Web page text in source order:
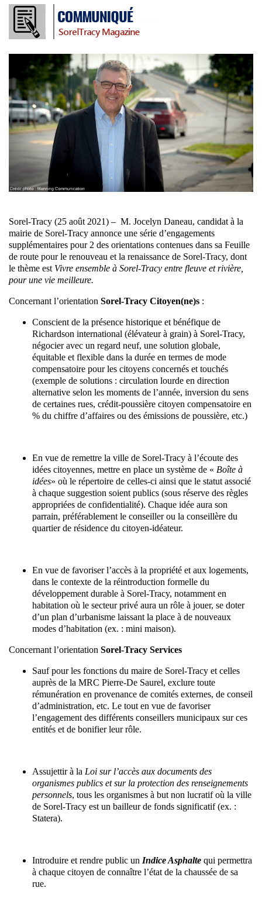
Sorel-Tracy (25 août 2021) – ​ M. Jocelyn Daneau, candidat à la
mairie de Sorel-Tracy annonce une série d’engagements
supplémentaires pour 2 des orientations contenues dans sa Feuille
de route pour le renouveau et la renaissance de Sorel-Tracy, dont
le thème est Vivre ensemble à Sorel-Tracy entre fleuve et rivière,
pour une vie meilleure.
Concernant l’orientation Sorel-Tracy Citoyen(ne)s :
Conscient de la présence historique et bénéfique de
Richardson international (élévateur à grain) à Sorel-Tracy,
négocier avec un regard neuf, une solution globale,
équitable et flexible dans la durée en termes de mode
compensatoire pour les citoyens concernés et touchés
(exemple de solutions : circulation lourde en direction
alternative selon les moments de l’année, inversion du sens
de certaines rues, crédit-poussière citoyen compensatoire en
% du chiffre d’affaires ou des émissions de poussière, etc.)
En vue de remettre la ville de Sorel-Tracy à l’écoute des
idées citoyennes, mettre en place un système de « Boîte à
idées» où le répertoire de celles-ci ainsi que le statut associé
à chaque suggestion soient publics (sous réserve des règles
appropriées de confidentialité). Chaque idée aura son
parrain, préférablement le conseiller ou la conseillère du
quartier de résidence du citoyen-idéateur.
En vue de favoriser l’accès à la propriété et aux logements,
dans le contexte de la réintroduction formelle du
développement durable à Sorel-Tracy, notamment en
habitation où le secteur privé aura un rôle à jouer, se doter
d’un plan d’urbanisme laissant la place à de nouveaux
modes d’habitation (ex. : mini maison).
Concernant l’orientation Sorel-Tracy Services
Sauf pour les fonctions du maire de Sorel-Tracy et celles
auprès de la MRC Pierre-De Saurel, exclure toute
rémunération en provenance de comités externes, de conseil
d’administration, etc. Le tout en vue de favoriser
l’engagement des différents conseillers municipaux sur ces
entités et de bonifier leur rôle.
Assujettir à la Loi sur l’accès aux documents des
organismes publics et sur la protection des renseignements
personnels, tous les organismes à but non lucratif où la ville
de Sorel-Tracy est un bailleur de fonds significatif (ex. :
Statera).
Introduire et rendre public un Indice Asphalte qui permettra
à chaque citoyen de connaître l’état de la chaussée de sa
rue.